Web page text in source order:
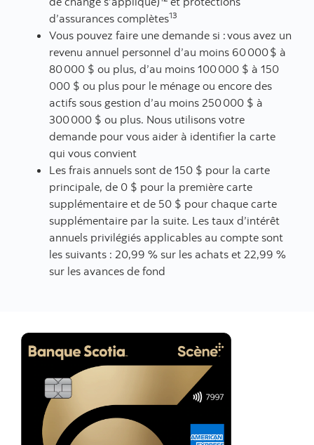
d’assurances complètes13
Vous pouvez faire une demande si : vous avez un
revenu annuel personnel d’au moins 60 000 $ à
80 000 $ ou plus, d’au moins 100 000 $ à 150
000 $ ou plus pour le ménage ou encore des
actifs sous gestion d’au moins 250 000 $ à
300 000 $ ou plus. Nous utilisons votre
demande pour vous aider à identifier la carte
qui vous convient
Les frais annuels sont de 150 $ pour la carte
principale, de 0 $ pour la première carte
supplémentaire et de 50 $ pour chaque carte
supplémentaire par la suite. Les taux d’intérêt
annuels privilégiés applicables au compte sont
les suivants : 20,99 % sur les achats et 22,99 %
sur les avances de fond